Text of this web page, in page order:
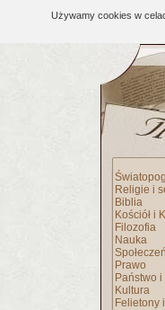
Używamy cookies w
Religie i
Biblia
Kościół i
Filozofia
Nauka
Prawo
Państwo
Kultura
Felietony